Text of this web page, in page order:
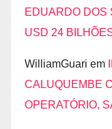
EDUARDO DOS
USD 24
WilliamGuari em
CALUQUEMBE
OPERATÓRIO,